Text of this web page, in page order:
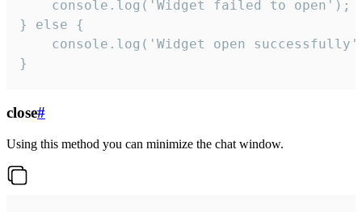
    console.log('Widget failed to open');
} else {
console.log('Widget open
}
close#
Using this method you can minimize the chat window.